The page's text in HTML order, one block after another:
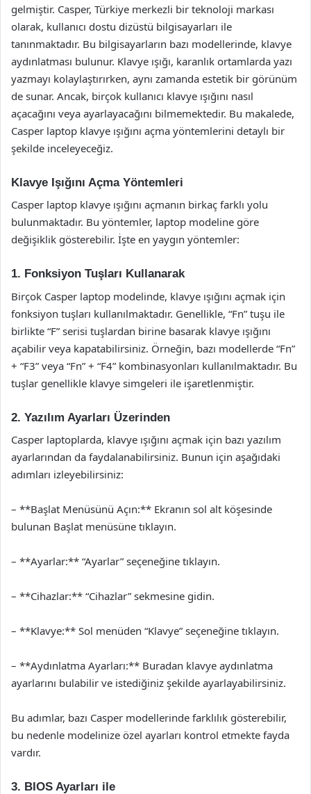
gelmiştir. Casper, Türkiye merkezli bir teknoloji markası
olarak, kullanıcı dostu dizüstü bilgisayarları ile
tanınmaktadır. Bu bilgisayarların bazı modellerinde, klavye
aydınlatması bulunur. Klavye ışığı, karanlık ortamlarda yazı
yazmayı kolaylaştırırken, aynı zamanda estetik bir görünüm
de sunar. Ancak, birçok kullanıcı klavye ışığını nasıl
açacağını veya ayarlayacağını bilmemektedir. Bu makalede,
Casper laptop klavye ışığını açma yöntemlerini detaylı bir
şekilde inceleyeceğiz.
Klavye Işığını Açma Yöntemleri
Casper laptop klavye ışığını açmanın birkaç farklı yolu
bulunmaktadır. Bu yöntemler, laptop modeline göre
değişiklik gösterebilir. İşte en yaygın yöntemler:
1. Fonksiyon Tuşları Kullanarak
Birçok Casper laptop modelinde, klavye ışığını açmak için
fonksiyon tuşları kullanılmaktadır. Genellikle, “Fn” tuşu ile
birlikte “F” serisi tuşlardan birine basarak klavye ışığını
açabilir veya kapatabilirsiniz. Örneğin, bazı modellerde “Fn”
+ “F3” veya “Fn” + “F4” kombinasyonları kullanılmaktadır. Bu
tuşlar genellikle klavye simgeleri ile işaretlenmiştir.
2. Yazılım Ayarları Üzerinden
Casper laptoplarda, klavye ışığını açmak için bazı yazılım
ayarlarından da faydalanabilirsiniz. Bunun için aşağıdaki
adımları izleyebilirsiniz:
– **Başlat Menüsünü Açın:** Ekranın sol alt köşesinde
bulunan Başlat menüsüne tıklayın.
– **Ayarlar:** “Ayarlar” seçeneğine tıklayın.
– **Cihazlar:** “Cihazlar” sekmesine gidin.
– **Klavye:** Sol menüden “Klavye” seçeneğine tıklayın.
– **Aydınlatma Ayarları:** Buradan klavye aydınlatma
ayarlarını bulabilir ve istediğiniz şekilde ayarlayabilirsiniz.
Bu adımlar, bazı Casper modellerinde farklılık gösterebilir,
bu nedenle modelinize özel ayarları kontrol etmekte fayda
vardır.
3. BIOS Ayarları ile